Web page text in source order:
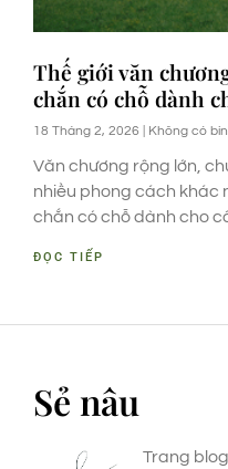
Thế giới văn
chắn có chỗ dành
18 Tháng 2, 2026 Không có
Văn chương rộng lớn,
nhiều phong cách khác
chắn có chỗ dành cho
ĐỌC TIẾP
Sẻ nâu
Trang